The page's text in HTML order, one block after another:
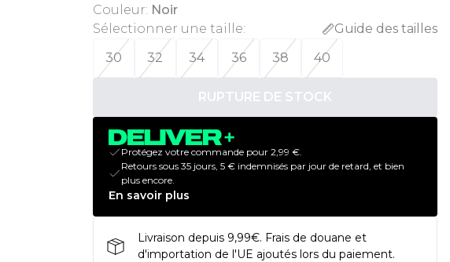
Couleur: Noir
Sélectionner une taille:
Guide des tailles
30
32 34 36 38 40
RUPTURE DE STOCK
Protégez votre commande pour 2,99 €.
Retours sous 35 jours, 5 € indemnisés par jour de retard, et bien
plus encore.
En savoir plus
Livraison depuis 9,99€. Frais de douane et
d'importation de l'UE ajoutés lors du paiement.